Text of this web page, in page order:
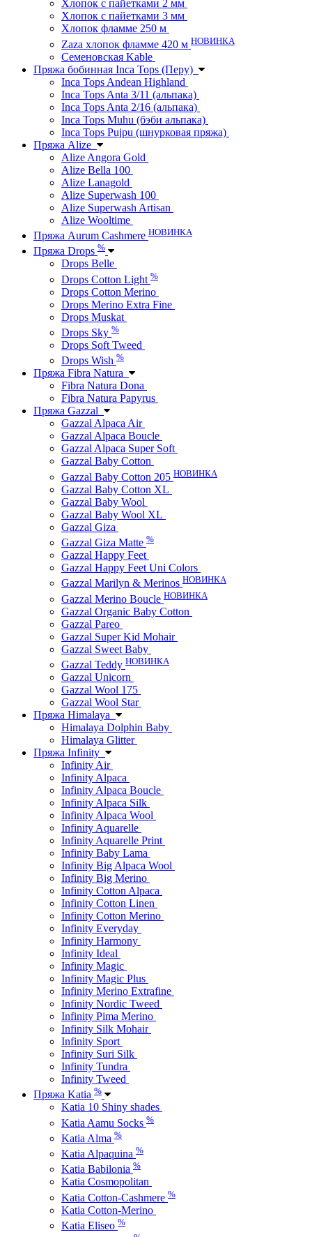
Хлопок с пайетками 2 мм
Хлопок с пайетками 3 мм
Хлопок фламме 250 м
Zaza хлопок фламме 420 м НОВИНКА
Семеновская Kable
Пряжа бобинная Inca Tops (Перу)
Inca Tops Andean Highland
Inca Tops Anta 3/11 (альпака)
Inca Tops Anta 2/16 (альпака)
Inca Tops Muhu (бэби альпака)
Inca Tops Pujpu (шнурковая пряжа)
Пряжа Alize
Alize Angora Gold
Alize Bella 100
Alize Lanagold
Alize Superwash 100
Alize Superwash Artisan
Alize Wooltime
Пряжа Aurum Cashmere НОВИНКА
Пряжа Drops %
Drops Belle
Drops Cotton Light %
Drops Cotton Merino
Drops Merino Extra Fine
Drops Muskat
Drops Sky %
Drops Soft Tweed
Drops Wish %
Пряжа Fibra Natura
Fibra Natura Dona
Fibra Natura Papyrus
Пряжа Gazzal
Gazzal Alpaca Air
Gazzal Alpaca Boucle
Gazzal Alpaca Super Soft
Gazzal Baby Cotton
Gazzal Baby Cotton 205 НОВИНКА
Gazzal Baby Cotton XL
Gazzal Baby Wool
Gazzal Baby Wool XL
Gazzal Giza
Gazzal Giza Matte %
Gazzal Happy Feet
Gazzal Happy Feet Uni Colors
Gazzal Marilyn & Merinos НОВИНКА
Gazzal Merino Boucle НОВИНКА
Gazzal Organic Baby Cotton
Gazzal Pareo
Gazzal Super Kid Mohair
Gazzal Sweet Baby
Gazzal Teddy НОВИНКА
Gazzal Unicorn
Gazzal Wool 175
Gazzal Wool Star
Пряжа Himalaya
Himalaya Dolphin Baby
Himalaya Glitter
Пряжа Infinity
Infinity Air
Infinity Alpaca
Infinity Alpaca Boucle
Infinity Alpaca Silk
Infinity Alpaca Wool
Infinity Aquarelle
Infinity Aquarelle Print
Infinity Baby Lama
Infinity Big Alpaca Wool
Infinity Big Merino
Infinity Cotton Alpaca
Infinity Cotton Linen
Infinity Cotton Merino
Infinity Everyday
Infinity Harmony
Infinity Ideal
Infinity Magic
Infinity Magic Plus
Infinity Merino Extrafine
Infinity Nordic Tweed
Infinity Pima Merino
Infinity Silk Mohair
Infinity Sport
Infinity Suri Silk
Infinity Tundra
Infinity Tweed
Пряжа Katia %
Katia 10 Shiny shades
Katia Aamu Socks %
Katia Alma %
Katia Alpaquina %
Katia Babilonia %
Katia Cosmopolitan
Katia Cotton-Cashmere %
Katia Cotton-Merino
Katia Eliseo %